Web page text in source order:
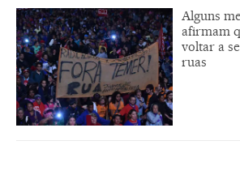
Alguns
afirmam
voltar a
ruas